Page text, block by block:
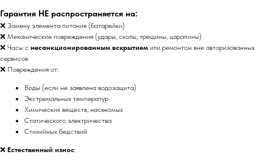
Гарантия НЕ распространяется на:
❌ Замену элемента питания (батарейки)
❌ Механические повреждения (удары, сколы, трещины, царапины)
❌ Часы с несанкционированным вскрытием или ремонтом вне авторизованных
сервисов
❌ Повреждения от:
Воды (если не заявлена водозащита)
Экстремальных температур
Химических веществ, насекомых
Статического электричества
Стихийных бедствий
❌ Естественный износ: